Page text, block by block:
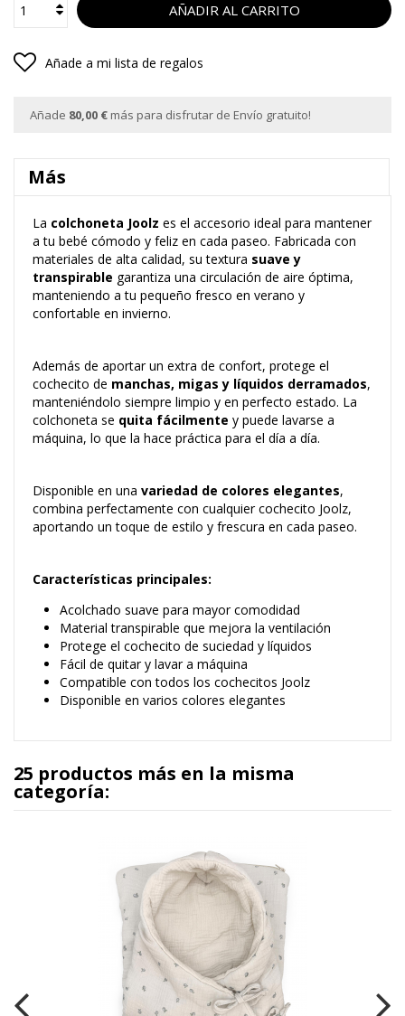
AÑADIR AL CARRITO
Añade a mi lista de regalos
Añade 80,00 € más para disfrutar de Envío gratuito!
Más
La colchoneta Joolz es el accesorio ideal para mantener
a tu bebé cómodo y feliz en cada paseo. Fabricada con
materiales de alta calidad, su textura suave y
transpirable garantiza una circulación de aire óptima,
manteniendo a tu pequeño fresco en verano y
confortable en invierno.
Además de aportar un extra de confort, protege el
cochecito de manchas, migas y líquidos derramados,
manteniéndolo siempre limpio y en perfecto estado. La
colchoneta se quita fácilmente y puede lavarse a
máquina, lo que la hace práctica para el día a día.
Disponible en una variedad de colores elegantes,
combina perfectamente con cualquier cochecito Joolz,
aportando un toque de estilo y frescura en cada paseo.
Características principales:
Acolchado suave para mayor comodidad
Material transpirable que mejora la ventilación
Protege el cochecito de suciedad y líquidos
Fácil de quitar y lavar a máquina
Compatible con todos los cochecitos Joolz
Disponible en varios colores elegantes
25 productos más en la misma
categoría: